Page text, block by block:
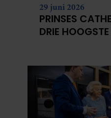
29 juni 2026
PRINSES
DRIE